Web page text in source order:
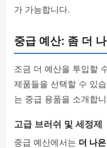
가 가능합니다.
중급 예산: 좀 더
조금 더 예산을 투입할
제품들을 선택할 수 있
는 중급 용품을 소개합
고급 브러쉬 및 세정제
중급 예산에서는 더 나